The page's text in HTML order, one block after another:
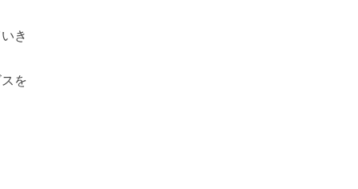
き
を